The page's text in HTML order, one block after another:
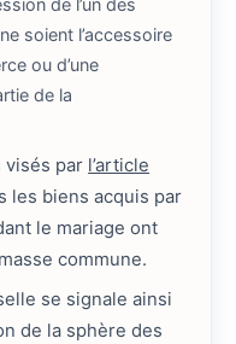
de l’un des
soient l’accessoire
ou d’une
de la
visés par l’article
les biens acquis par
le mariage ont
commune.
se signale ainsi
de la sphère des